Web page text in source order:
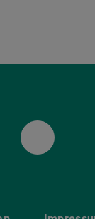
ULB